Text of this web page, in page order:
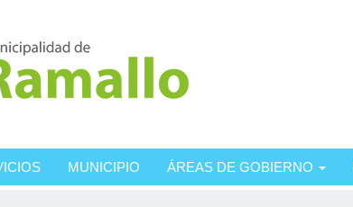
MUNICIPIO ÁREAS DE GOBIERNO